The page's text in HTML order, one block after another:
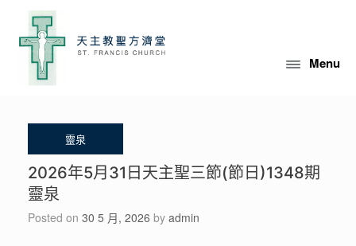
content
Menu
2026年5月31日天主聖三節(節日)1348期
靈泉
Posted on 30 5 月, 2026 by admin